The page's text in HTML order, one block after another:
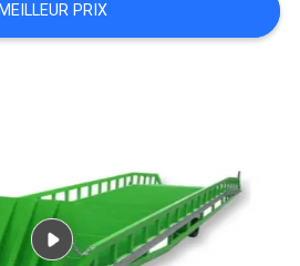
MEILLEUR PRIX